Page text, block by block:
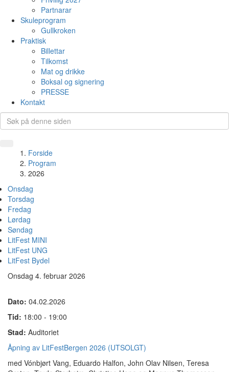
Partnarar
Skuleprogram
Gullkroken
Praktisk
Billettar
Tilkomst
Mat og drikke
Boksal og signering
PRESSE
Kontakt
Forside
Program
2026
Onsdag
Torsdag
Fredag
Lørdag
Søndag
LitFest MINI
LitFest UNG
LitFest Bydel
Onsdag 4. februar 2026
Dato: 04.02.2026
Tid: 18:00 - 19:00
Stad: Auditoriet
Åpning av LitFestBergen 2026 (UTSOLGT)
med Vónbjørt Vang, Eduardo Halfon, John Olav Nilsen, Teresa